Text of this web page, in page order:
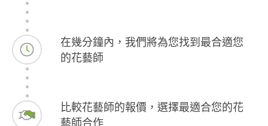
在幾分鐘內，我們將為您找到最合適您
的花藝師
比較花藝師的報價，選擇最適合您的花
藝師合作